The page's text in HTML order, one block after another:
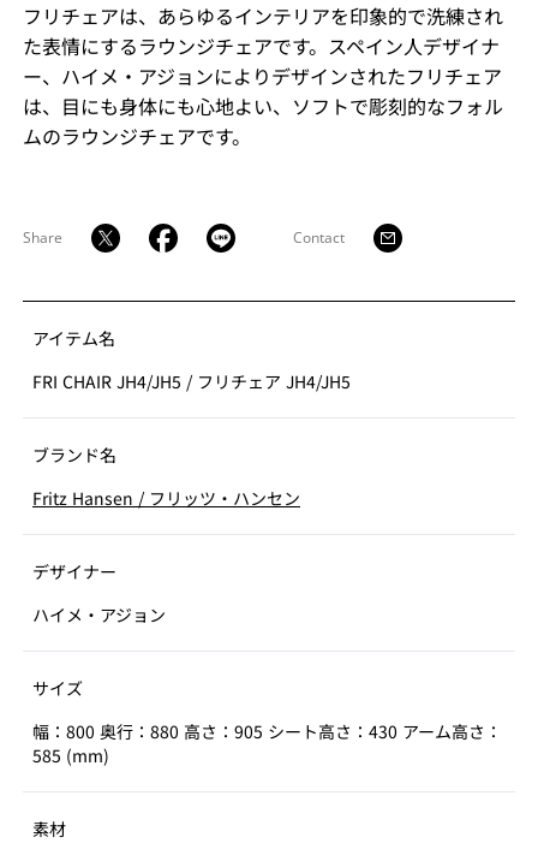
フリチェアは、あらゆるインテリアを印象的で洗練され
た表情にするラウンジチェアです。スペイン人デザイナ
ー、ハイメ・アジョンによりデザインされたフリチェア
は、目にも身体にも心地よい、ソフトで彫刻的なフォル
ムのラウンジチェアです。
Share Contact
アイテム名
FRI CHAIR JH4/JH5 / フリチェア JH4/JH5
ブランド名
Fritz Hansen / フリッツ・ハンセン
デザイナー
ハイメ・アジョン
サイズ
幅：800 奥行：880 高さ：905 シート高さ：430 アーム高さ：
585 (mm)
素材